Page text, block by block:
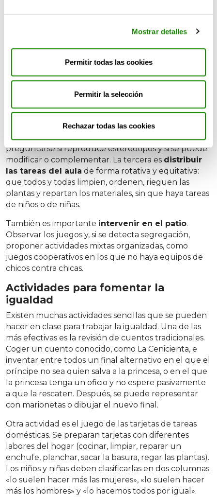
Mostrar detalles
Permitir todas las cookies
Permitir la selección
Rechazar todas las cookies
todo. Pero eso no significa que no se puedan
Hay varias estrategias que cualquier docente puede
cuidar el lenguaje. No decir «los niños» para
referirse a toda la clase, alternar el orden de
y evitar expresiones como «eso es de chicas». La
segunda estrategia esrevisar los materiales.
de usar un cuento, una ficha o un vídeo,
preguntarse si reproduce estereotipos y si se puede
modificar o complementar. La tercera es distribuir
las tareas del aula de forma rotativa y equitativa:
que todos y todas limpien, ordenen, rieguen las
plantas y repartan los materiales, sin que haya tareas
de niños o de niñas.
También es importante intervenir en el patio.
Observar los juegos y, si se detecta segregación,
proponer actividades mixtas organizadas, como
juegos cooperativos en los que no haya equipos de
chicos contra chicas.
Actividades para fomentar la
igualdad
Existen muchas actividades sencillas que se pueden
hacer en clase para trabajar la igualdad. Una de las
más efectivas es la revisión de cuentos tradicionales.
Coger un cuento conocido, como La Cenicienta, e
inventar entre todos un final alternativo en el que el
príncipe no sea quien salva a la princesa, o en el que
la princesa tenga un oficio y no espere pasivamente
a que la rescaten. Después, se puede representar
con marionetas o dibujar el nuevo final.
Otra actividad es el juego de las tarjetas de tareas
domésticas. Se preparan tarjetas con diferentes
labores del hogar (cocinar, limpiar, reparar un
enchufe, planchar, sacar la basura, regar las plantas).
Los niños y niñas deben clasificarlas en dos columnas:
«lo suelen hacer más las mujeres», «lo suelen hacer
más los hombres» y «lo hacemos todos por igual».